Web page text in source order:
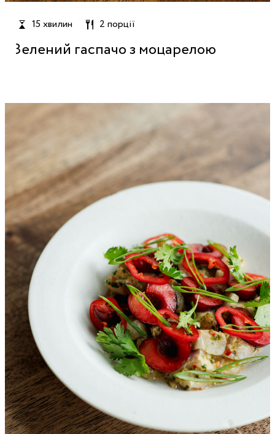
15 хвилин 2 порції
Зелений гаспачо з моцарелою